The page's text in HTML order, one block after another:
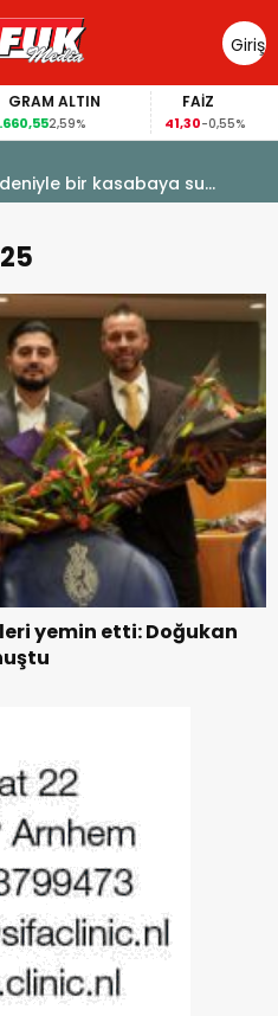
Giriş
Yap
ALTIN
2,59%
FAİZ
41,30-0,55%
bir kasabaya su
yemin etti: Doğukan